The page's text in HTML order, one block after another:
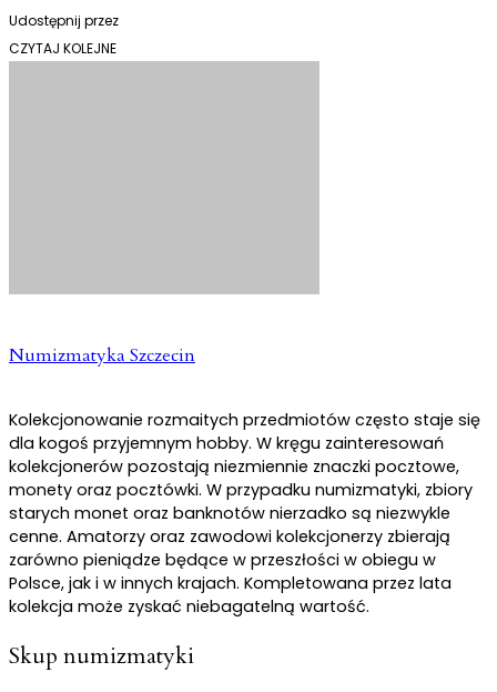
Udostępnij przez
CZYTAJ KOLEJNE
Numizmatyka Szczecin
Kolekcjonowanie rozmaitych przedmiotów często staje się
dla kogoś przyjemnym hobby. W kręgu zainteresowań
kolekcjonerów pozostają niezmiennie znaczki pocztowe,
monety oraz pocztówki. W przypadku numizmatyki, zbiory
starych monet oraz banknotów nierzadko są niezwykle
cenne. Amatorzy oraz zawodowi kolekcjonerzy zbierają
zarówno pieniądze będące w przeszłości w obiegu w
Polsce, jak i w innych krajach. Kompletowana przez lata
kolekcja może zyskać niebagatelną wartość.
Skup numizmatyki